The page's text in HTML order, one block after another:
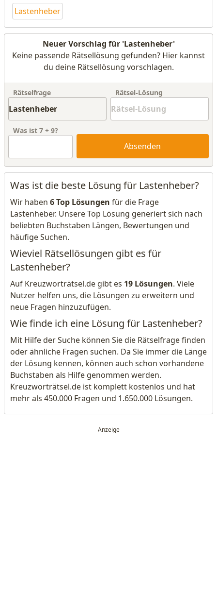
Lastenheber
Neuer Vorschlag für 'Lastenheber'
Keine passende Rätsellösung gefunden? Hier kannst
du deine Rätsellösung vorschlagen.
Rätselfrage Rätsel-Lösung
Was ist 7 + 9?
Absenden
Was ist die beste Lösung für Lastenheber?
Wir haben 6 Top Lösungen für die Frage
Lastenheber. Unsere Top Lösung generiert sich nach
beliebten Buchstaben Längen, Bewertungen und
häufige Suchen.
Wieviel Rätsellösungen gibt es für
Lastenheber?
Auf Kreuzworträtsel.de gibt es 19 Lösungen. Viele
Nutzer helfen uns, die Lösungen zu erweitern und
neue Fragen hinzuzufügen.
Wie finde ich eine Lösung für Lastenheber?
Mit Hilfe der Suche können Sie die Rätselfrage finden
oder ähnliche Fragen suchen. Da Sie immer die Länge
der Lösung kennen, können auch schon vorhandene
Buchstaben als Hilfe genommen werden.
Kreuzworträtsel.de ist komplett kostenlos und hat
mehr als 450.000 Fragen und 1.650.000 Lösungen.